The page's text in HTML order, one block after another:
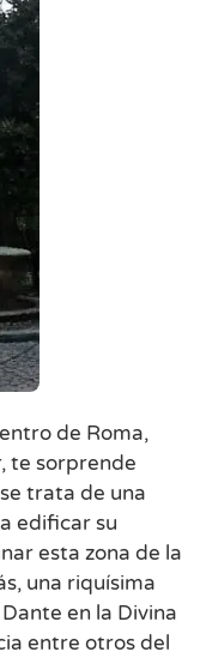
de Roma,
te sorprende
trata de una
edificar su
esta zona de la
una riquísima
en la Divina
entre otros del